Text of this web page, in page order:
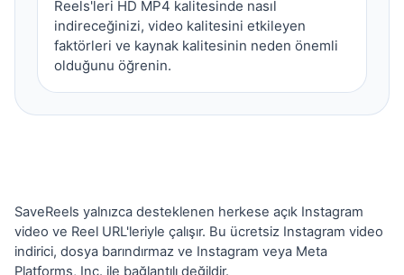
Reels'leri HD MP4 kalitesinde nasıl
indireceğinizi, video kalitesini etkileyen
faktörleri ve kaynak kalitesinin neden önemli
olduğunu öğrenin.
SaveReels yalnızca desteklenen herkese açık Instagram
video ve Reel URL'leriyle çalışır. Bu ücretsiz Instagram video
indirici, dosya barındırmaz ve Instagram veya Meta
Platforms, Inc. ile bağlantılı değildir.